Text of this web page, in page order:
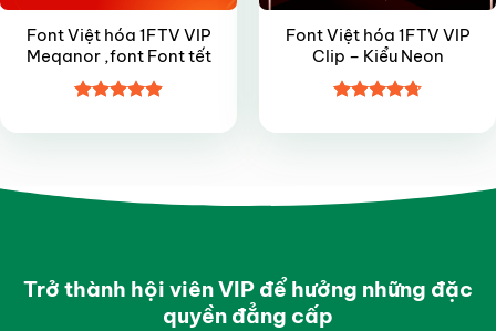
Font Việt hóa 1FTV VIP
Meqanor ,font Font tết
hạng4.95
Font Việt hóa 1FTV VIP
Clip – Kiểu Neon
hạng4.75
Trở thành hội viên VIP để hưởng những đặc
quyền đẳng cấp